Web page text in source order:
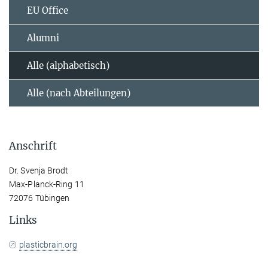
EU Office
Alumni
Alle (alphabetisch)
Alle (nach Abteilungen)
Anschrift
Dr. Svenja Brodt
Max-Planck-Ring 11
72076 Tübingen
Links
plasticbrain.org